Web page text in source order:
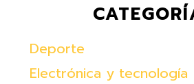
Deporte
Electrónica y tecnología